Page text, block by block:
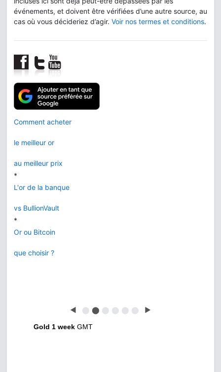
événements, et doivent être vérifiées d’une autre source, au
cas où vous décideriez d’agir. Voir nos termes et conditions.
Comment acheter
le meilleur or
au meilleur prix
*
L'or de la banque
vs BullionVault
*
Or ou Bitcoin
que choisir ?
◀ ⬤ ⬤ ⬤ ⬤ ⬤ ⬤ ▶
Gold 1 week GMT